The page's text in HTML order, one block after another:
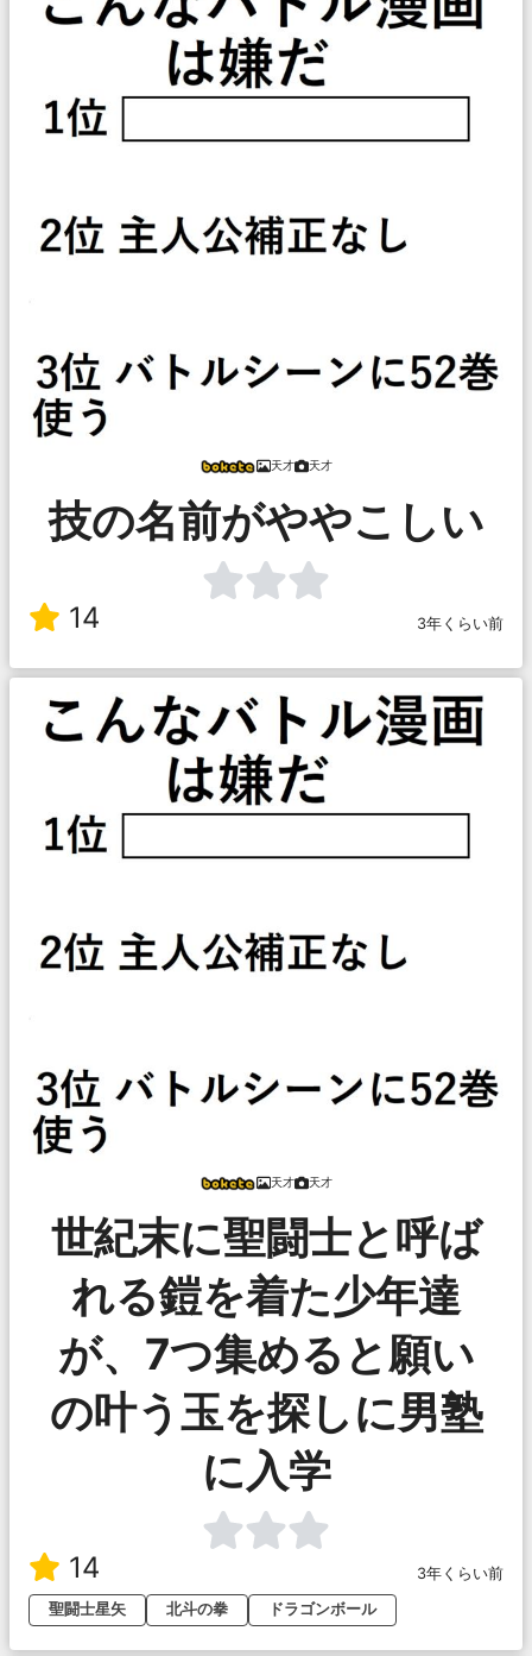
天才 天才
技の名前がややこしい
14 3年くらい前
天才 天才
世紀末に聖闘士と呼ば
れる鎧を着た少年達
が、7つ集めると願い
の叶う玉を探しに男塾
に入学
14
3年くらい前
聖闘士星矢
北斗の拳 ドラゴンボール